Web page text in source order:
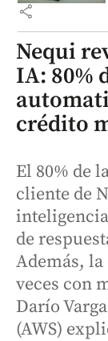
share
Nequi
IA: 80%
crédito
El 80% de
cliente de
de
Además,
veces con
Darío
(AWS)